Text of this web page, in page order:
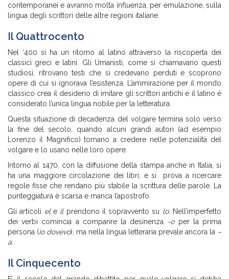
contemporanei e avranno molta influenza, per emulazione, sulla
lingua degli scrittori delle altre regioni italiane.
Il Quattrocento
Nel ‘400 si ha un ritorno al latino attraverso la riscoperta dei
classici greci e latini. Gli Umanisti, come si chiamavano questi
studiosi, ritrovano testi che si credevano perduti e scoprono
opere di cui si ignorava l’esistenza. L’ammirazione per il mondo
classico crea il desiderio di imitare gli scrittori antichi e il latino è
considerato l’unica lingua nobile per la letteratura.
Questa situazione di decadenza del volgare termina solo verso
la fine del secolo, quando alcuni grandi autori (ad esempio
Lorenzo il Magnifico) tornano a credere nelle potenzialità del
volgare e lo usano nelle loro opere.
Intorno al 1470, con la diffusione della stampa anche in Italia, si
ha una maggiore circolazione dei libri, e si prova a ricercare
regole fisse che rendano più stabile la scrittura delle parole. La
punteggiatura è scarsa e manca l’apostrofo.
Gli articoli ele ilprendono il sopravvento su lo. Nell’imperfetto
dei verbi comincia a comparire la desinenza -oper la prima
persona (io dovevo), ma nella lingua letteraria prevale ancora la –
a.
Il Cinquecento